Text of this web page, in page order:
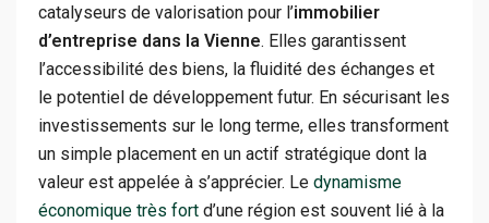
catalyseurs de valorisation pour l’immobilier
d’entreprise dans la Vienne. Elles garantissent
l’accessibilité des biens, la fluidité des échanges et
le potentiel de développement futur. En sécurisant les
investissements sur le long terme, elles transforment
un simple placement en un actif stratégique dont la
valeur est appelée à s’apprécier. Le dynamisme
économique très fort d’une région est souvent lié à la